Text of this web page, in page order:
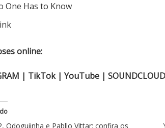
One Has to Know
online:
| TikTok | YouTube | SOUNDCLOUD
Odoguiinha e Pabllo Vittar: confira os